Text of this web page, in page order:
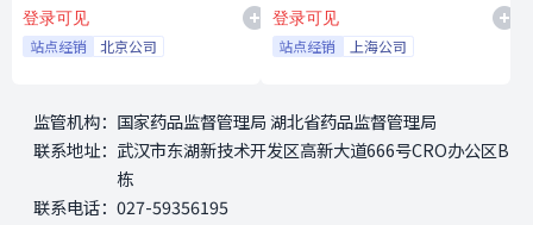
Biomedical,Inc. a St. Jude
Medical Company
登录可见
站点经销 北京公司
Edwards Lifesciences LLC
登录可见
站点经销 上海公司
监管机构： 国家药品监督管理局 湖北省药品监督管理局
联系地址： 武汉市东湖新技术开发区高新大道666号CRO办公区B
栋
联系电话： 027-59356195